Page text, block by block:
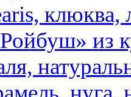
клюква,
из